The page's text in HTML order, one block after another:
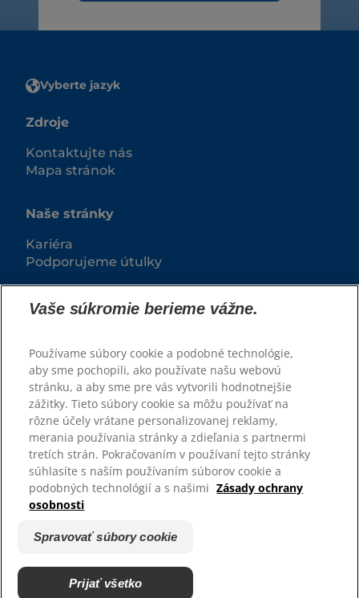
Vyberte jazyk
Zdroje
Kontaktujte nás
Mapa stránok
Naše stránky
Kariéra
Podporujeme útulky
© 2025 Hill's Pet Nutrition, Inc.
Všetky práva vyhradené.
Pravidlá
Zásady ochrany osobných
Právne vyhlásenie
Vaše súkromie berieme vážne.
Používame súbory cookie a podobné technológie,
aby sme pochopili, ako používate našu webovú
stránku, a aby sme pre vás vytvorili hodnotnejšie
zážitky. Tieto súbory cookie sa môžu používať na
rôzne účely vrátane personalizovanej reklamy,
merania používania stránky a zdieľania s partnermi
tretích strán. Pokračovaním v používaní tejto stránky
súhlasíte s naším používaním súborov cookie a
podobných technológií a s našimi Zásady ochrany
osobnosti
Spravovať súbory cookie
Prijať všetko